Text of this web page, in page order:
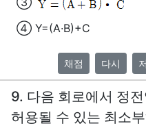
④ Y=(A∙B)+C
채점 다시
9. 다음 회로에서 정
허용될 수 있는 최소